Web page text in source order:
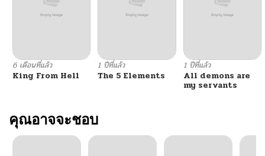
ตอนที่ 83 11/30/2025
ตอนที่ 82
ตอนที่ 81 11/16/2025
ตอนที่ 80
6 เดือนที่แล้ว
King From Hell
1 ปีที่แล้ว
The 5 Elements
1 ปีที่แล้ว
All demons are
my servants
คุณอาจจะชอบ